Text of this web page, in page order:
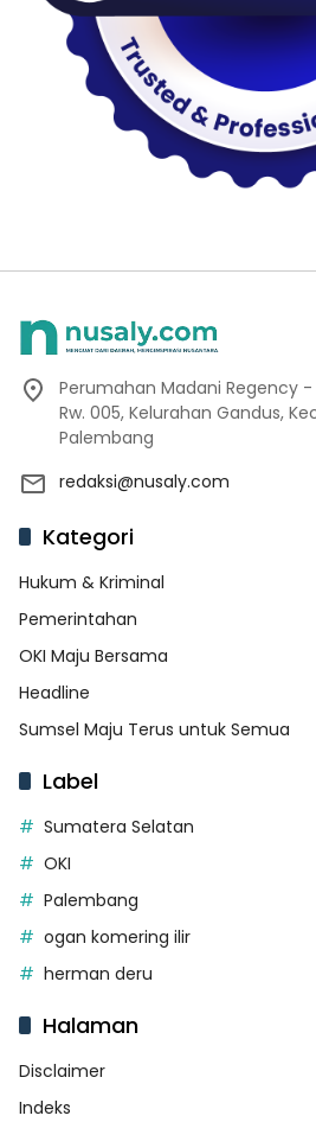
Perumahan Madani Regency -
Rw. 005, Kelurahan Gandus,
Palembang
redaksi@nusaly.com
Kategori
Hukum & Kriminal
Pemerintahan
OKI Maju Bersama
Headline
Sumsel Maju Terus untuk Semua
Label
Sumatera Selatan
OKI
Palembang
ogan komering ilir
herman deru
Halaman
Disclaimer
Indeks